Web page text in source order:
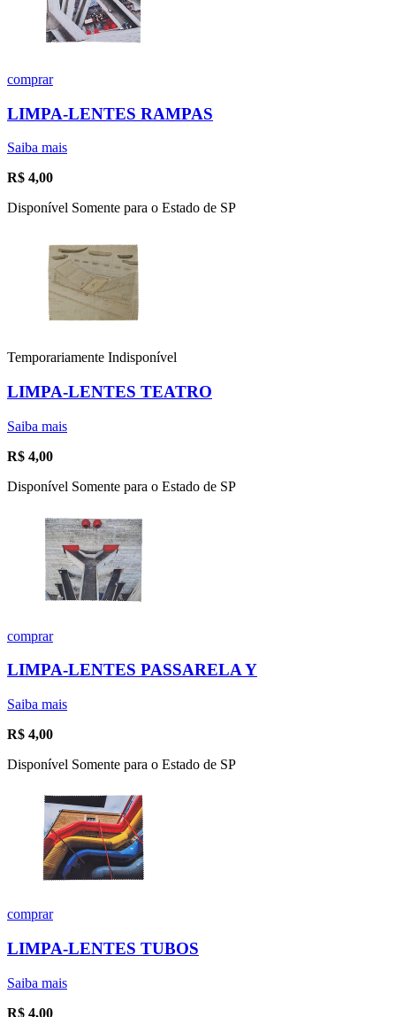
comprar
LIMPA-LENTES RAMPAS
Saiba mais
R$ 4,00
Disponível Somente para o Estado de SP
Temporariamente Indisponível
LIMPA-LENTES TEATRO
Saiba mais
R$ 4,00
Disponível Somente para o Estado de SP
comprar
LIMPA-LENTES PASSARELA Y
Saiba mais
R$ 4,00
Disponível Somente para o Estado de SP
comprar
LIMPA-LENTES TUBOS
Saiba mais
R$ 4,00